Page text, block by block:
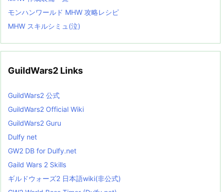
モンハンワールド MHW 攻略レシピ
MHW スキルシミュ(泣)
GuildWars2 Links
GuildWars2 公式
GuildWars2 Official Wiki
GuildWars2 Guru
Dulfy net
GW2 DB for Dulfy.net
Gaild Wars 2 Skills
ギルドウォーズ2 日本語wiki(非公式)